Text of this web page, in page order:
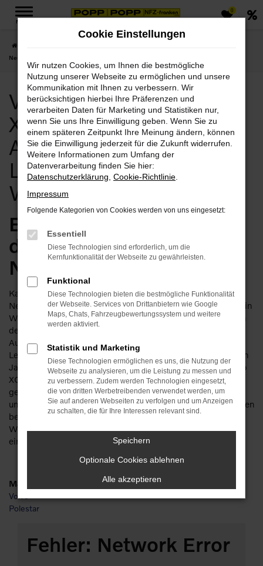
Zum
MENÜ
0
Neuwagen Angebote mit Lieferservice nach Weimar
Volvo Weimar, Volvo
XC90 Neuwagen
Angebote mit
Lieferservice nach
Weimar
Exzellent für Weimar –
der Volvo XC90
Neuwagen
Kaum zu toppen und doch erschwinglich. Ein Volvo XC90
Neuwagen ist die perfekte Wahl, wenn es um den Autokauf in
Weimar geht. Wer sich dieses Fahrzeug gönnt, ist bei uns an
der besten Adresse. Auf Basis von mehr als 110 Jahren im
Automobilbereich beraten wir kompetent und mit viel
Leidenschaft für Fahrzeuge. Des Weiteren sind wir seit vielen
Jahren Vertragshändler und entsprechend Experten für Volvo
XC90 Neuwagen. Kundinnen und Kunden aus Weimar
gelagen seit vielen Jahren zu uns und erfreuen sich an
unserem herausragenden Service. Natürlich kommen wir Ihnen
beim Volvo XC90 Neuwagen auch preislich gern entgegen.
Wie wäre es beispielsweise mit einer Finanzierung oder
einem Leasingangebot? Bei uns kein Problem.
Marken
Volvo
Polestar
Fehler: Network Error
Cookie Einstellungen
Wir nutzen Cookies, um Ihnen die bestmögliche
Nutzung unserer Webseite zu ermöglichen und unsere
Kommunikation mit Ihnen zu verbessern. Wir
berücksichtigen hierbei Ihre Präferenzen und
verarbeiten Daten für Marketing und Statistiken nur,
wenn Sie uns Ihre Einwilligung geben. Wenn Sie zu
einem späteren Zeitpunkt Ihre Meinung ändern, können
Sie die Einwilligung jederzeit für die Zukunft widerrufen.
Weitere Informationen zum Umfang der
Datenverarbeitung finden Sie hier:
Datenschutzerklärung Cookie-Richtlinie
Impressum
Folgende Kategorien von Cookies werden von uns eingesetzt:
Essentiell
Diese Technologien sind erforderlich, um die
Kernfunktionalität der Webseite zu gewährleisten.
Funktional
Diese Technologien bieten die bestmögliche Funktionalität
der Webseite. Services von Drittanbietern wie Google
Maps, Chats, Fahrzeugbewertungssystem und weitere
werden aktiviert.
Statistik und Marketing
Diese Technologien ermöglichen es uns, die Nutzung der
Webseite zu analysieren, um die Leistung zu messen und
zu verbessern. Zudem werden Technologien eingesetzt,
die von dritten Werbetreibenden verwendet werden, um
Sie auf anderen Webseiten zu verfolgen und um Anzeigen
zu schalten, die für Ihre Interessen relevant sind.
Speichern
Optionale Cookies ablehnen
Alle akzeptieren